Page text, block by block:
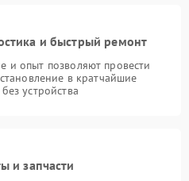
и быстрый ремонт
и опыт позволяют провести
в кратчайшие
устройства
и запчасти